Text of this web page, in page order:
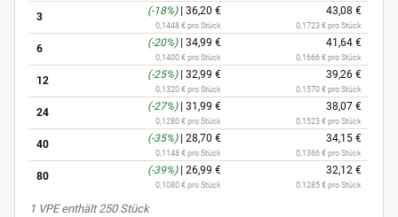
3 (-18%) 36,20 €
0,1448 € pro Stück
43,08 €
0,1723 € pro Stück
6 (-20%) 34,99 €
0,1400 € pro Stück
41,64 €
0,1666 € pro Stück
12 (-25%) 32,99 €
0,1320 € pro Stück
39,26 €
0,1570 € pro Stück
24 (-27%) 31,99 €
0,1280 € pro Stück
38,07 €
0,1523 € pro Stück
40 (-35%) 28,70 €
0,1148 € pro Stück
34,15 €
0,1366 € pro Stück
80 (-39%) 26,99 €
0,1080 € pro Stück
32,12 €
0,1285 € pro Stück
x1 VPE enthält 250 Stück